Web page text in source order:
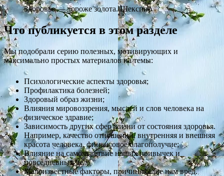
Здоровье — дороже золота. Шекспир
Что публикуется в этом разделе
Мы подобрали серию полезных, мотивирующих и
максимально простых материалов на темы:
Психологические аспекты здоровья;
Профилактика болезней;
Здоровый образ жизни;
Влияния мировоззрения, мыслей и слов человека на
физическое здравие;
Зависимость других сфер жизни от состояния здоровья.
Например, качество отношений, внутренняя и внешняя
красота человека, финансовое благополучие;
Влияние на самочувствие наших привычек и
повседневных дел;
Малоизвестные факторы, причиняющие нам вред.